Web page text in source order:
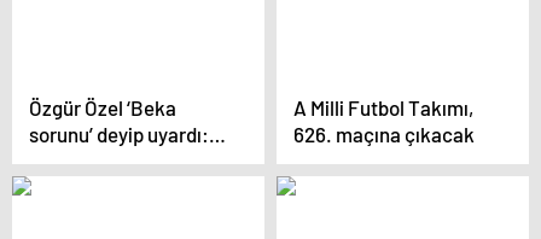
Özgür Özel ‘Beka
sorunu’ deyip uyardı:
Topraklarımızı İsrail’e,
Yunanistan’a katmak
A Milli Futbol Takımı,
626. maçına çıkacak